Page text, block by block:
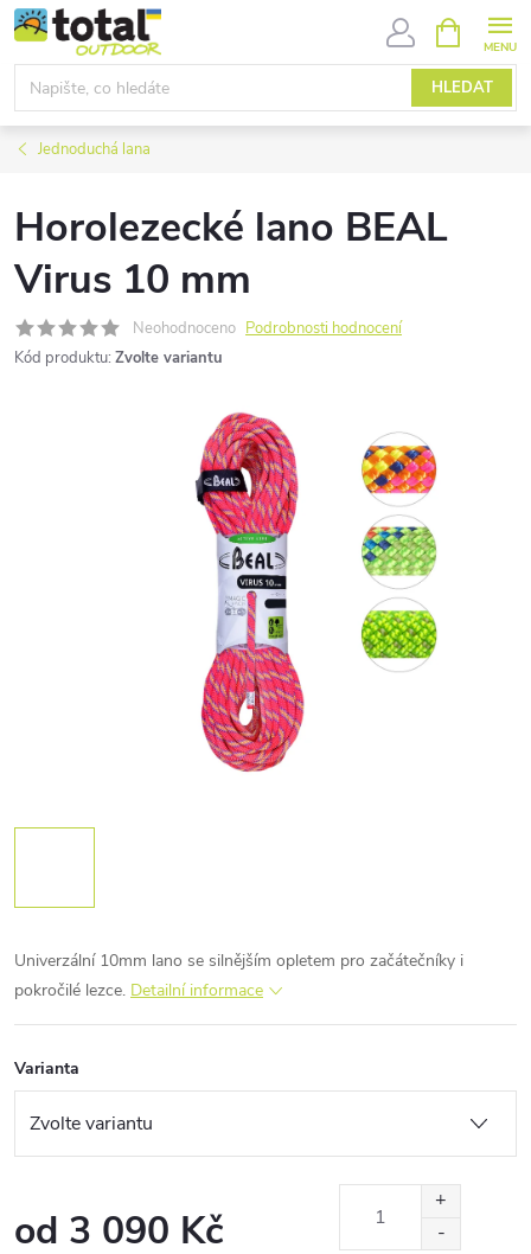
Přejít
na
obsah
HLEDAT
NÁKUPNÍ
KOŠÍK
Jednoduchá lana
Horolezecké lano BEAL
Virus 10 mm
Neohodnoceno Podrobnosti hodnocení
Kód produktu: Zvolte variantu
Univerzální 10mm lano se silnějším opletem pro začátečníky i
pokročilé lezce. Detailní informace
Varianta
od 3 090 Kč